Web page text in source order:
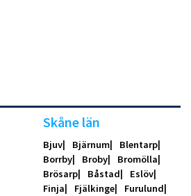
Skåne län
Bjuv Bjärnum
Blentarp
Borrby
Broby
Bromölla
Brösarp
Båstad
Eslöv
Finja
Fjälkinge
Furulund